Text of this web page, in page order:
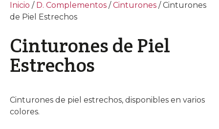
Inicio / D. Complementos /Cinturones / Cinturones
de Piel Estrechos
Cinturones de Piel
Estrechos
Cinturones de piel estrechos, disponibles en varios
colores.